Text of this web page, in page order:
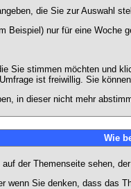
die Sie zur Auswahl
Beispiel) nur für eine Woche
Sie stimmen möchten und
ist freiwillig. Sie
in dieser nicht mehr
Wie
der Themenseite sehen,
wenn Sie denken, dass